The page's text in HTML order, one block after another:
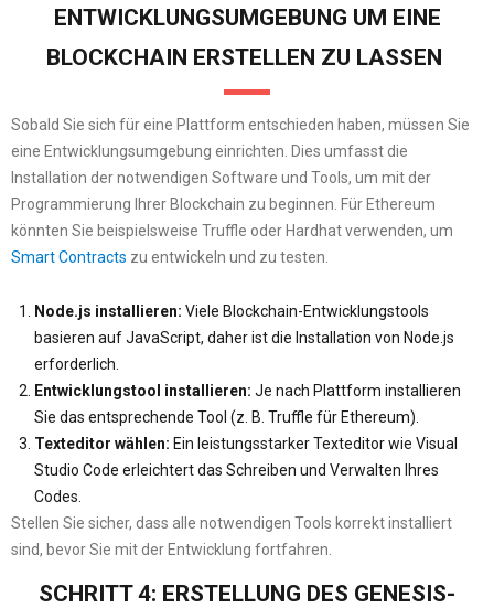
ENTWICKLUNGSUMGEBUNG UM EINE
BLOCKCHAIN ERSTELLEN ZU LASSEN
Sobald Sie sich für eine Plattform entschieden haben, müssen Sie
eine Entwicklungsumgebung einrichten. Dies umfasst die
Installation der notwendigen Software und Tools, um mit der
Programmierung Ihrer Blockchain zu beginnen. Für Ethereum
könnten Sie beispielsweise Truffle oder Hardhat verwenden, um
Smart Contracts zu entwickeln und zu testen.
Node.js installieren: Viele Blockchain-Entwicklungstools
basieren auf JavaScript, daher ist die Installation von Node.js
erforderlich.
Entwicklungstool installieren: Je nach Plattform installieren
Sie das entsprechende Tool (z. B. Truffle für Ethereum).
Texteditor wählen: Ein leistungsstarker Texteditor wie Visual
Studio Code erleichtert das Schreiben und Verwalten Ihres
Codes.
Stellen Sie sicher, dass alle notwendigen Tools korrekt installiert
sind, bevor Sie mit der Entwicklung fortfahren.
SCHRITT 4: ERSTELLUNG DES GENESIS-